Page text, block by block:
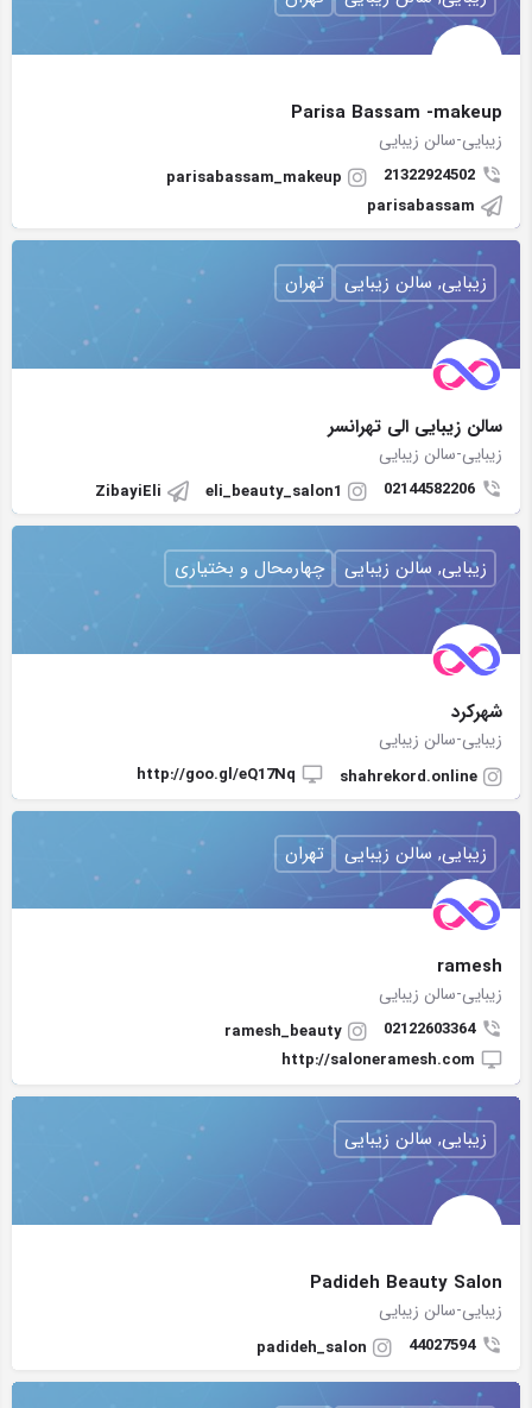
Parisa Bassam -makeup
زیبایی-سالن زیبایی
21322924502
parisabassam_makeup
parisabassam
سالن زیبایی الی تهرانسر
زیبایی-سالن زیبایی
02144582206
eli_beauty_salon1
ZibayiEli
زیبایی, سالن زیبایی تهران
شهرکرد
زیبایی-سالن زیبایی
shahrekord.online
http://goo.gl/eQ17Nq
زیبایی, سالن زیبایی چهارمحال و بختیاری
ramesh
زیبایی-سالن زیبایی
02122603364
ramesh_beauty
http://saloneramesh.com
زیبایی, سالن زیبایی تهران
Padideh Beauty Salon
زیبایی-سالن زیبایی
44027594
padideh_salon
زیبایی, سالن زیبایی